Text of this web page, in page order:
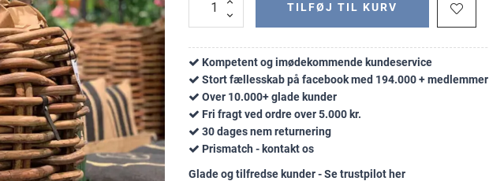
TILFØJ TIL KURV
Kompetent og imødekommende kundeservice
Stort fællesskab på facebook med 194.000 + medlemmer
Over 10.000+ glade kunder
Fri fragt ved ordre over 5.000 kr.
30 dages nem returnering
Prismatch - kontakt os
Glade og tilfredse kunder - Se trustpilot her